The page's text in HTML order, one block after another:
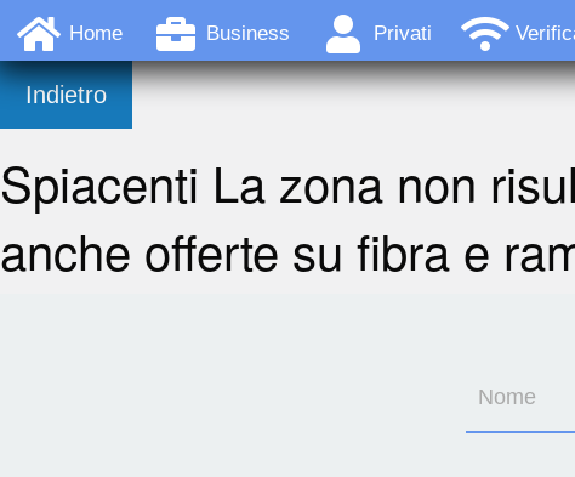
Home Business Privati
Indietro
Spiacenti La zona non
anche offerte su fibra e
Nome